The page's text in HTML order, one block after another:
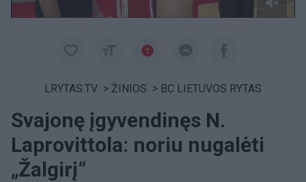
LRYTAS.TV > ŽINIOS > BC LIETUVOS RYTAS
Svajonę įgyvendinęs N.
Laprovittola: noriu nugalėti
„Žalgirį“